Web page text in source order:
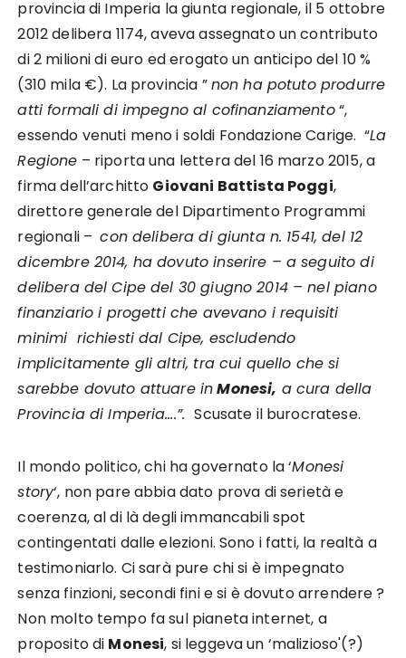
provincia di Imperia la giunta regionale, il 5 ottobre
2012 delibera 1174, aveva assegnato un contributo
di 2 milioni di euro ed erogato un anticipo del 10 %
(310 mila €). La provincia ”non ha potuto produrre
atti formali di impegno al cofinanziamento“,
essendo venuti meno i soldi Fondazione Carige. “La
Regione – riporta una lettera del 16 marzo 2015, a
firma dell’architto Giovani Battista Poggi,
direttore generale del Dipartimento Programmi
regionali –con delibera di giunta n. 1541, del 12
dicembre 2014, ha dovuto inserire – a seguito di
delibera del Cipe del 30 giugno 2014 – nel piano
finanziario i progetti che avevano i requisiti
minimi richiesti dal Cipe, escludendo
implicitamente gli altri, tra cui quello che si
sarebbe dovuto attuare inMonesi, a cura della
Provincia di Imperia….”.Scusate il burocratese.
Il mondo politico, chi ha governato la ‘Monesi
story‘, non pare abbia dato prova di serietà e
coerenza, al di là degli immancabili spot
contingentati dalle elezioni. Sono i fatti, la realtà a
testimoniarlo. Ci sarà pure chi si è impegnato
senza finzioni, secondi fini e si è dovuto arrendere ?
Non molto tempo fa sul pianeta internet, a
proposito di Monesi, si leggeva un ‘malizioso'(?)